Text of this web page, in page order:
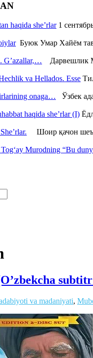
haqida she’rlar1
Буюк Умар Хайём
G’azallar,… Дарвешлик
va Hellados. Esse
onaga… Ўзбек
haqida she’rlar (I)
Шоир қачон
Murodning “Bu
va madaniyati,